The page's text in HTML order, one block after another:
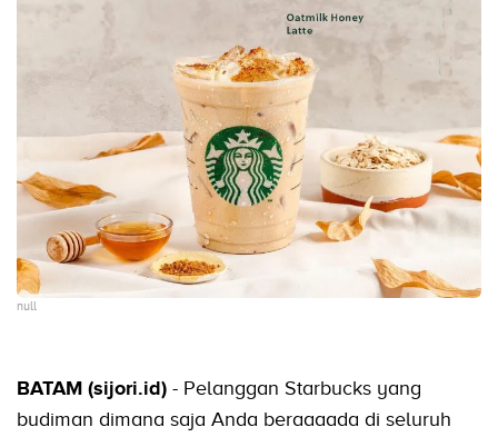
null
BATAM (sijori.id) - Pelanggan Starbucks yang
budiman dimana saja Anda beraaaada di seluruh